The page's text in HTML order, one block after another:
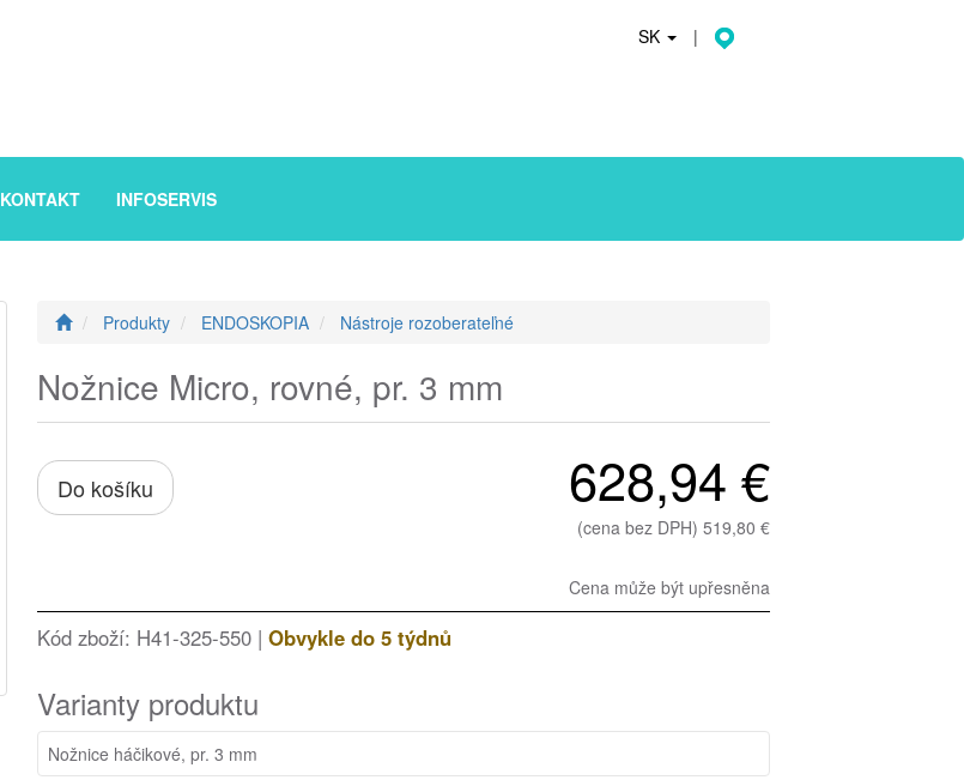
SK |
KONTAKT INFOSERVIS
Produkty ENDOSKOPIA Nástroje rozoberateľné
Nožnice Micro, rovné, pr. 3 mm
Do košíku 628,94 €
(cena bez DPH) 519,80 €
Cena může být upřesněna
Kód zboží: H41-325-550 | Obvykle do 5 týdnů
Varianty produktu
Nožnice háčikové, pr. 3 mm